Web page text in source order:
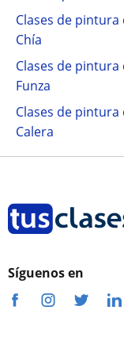
Clases de pintura
Chía
Clases de pintura
Funza
Clases de pintura
Calera
Síguenos en